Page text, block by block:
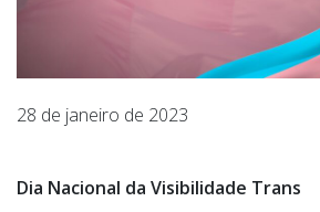
28 de janeiro de 2023
Dia Nacional da Visibilidade Trans